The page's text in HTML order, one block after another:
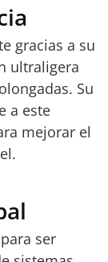
gracias a su
ultraligera
Su
a este
mejorar el
ser